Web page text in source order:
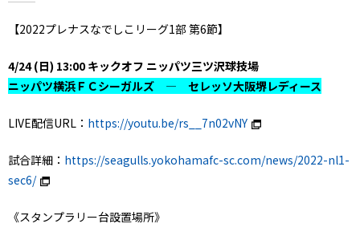
【2022プレナスなでしこリーグ1部 第6節】
4/24 (日) 13:00 キックオフ ニッパツ三ツ沢球技場
ニッパツ横浜ＦＣシーガルズ ― セレッソ大阪堺レディース
LIVE配信URL： https://youtu.be/rs__7n02vNY
試合詳細： https://seagulls.yokohamafc-sc.com/news/2022-nl1-
sec6/
《スタンプラリー台設置場所》